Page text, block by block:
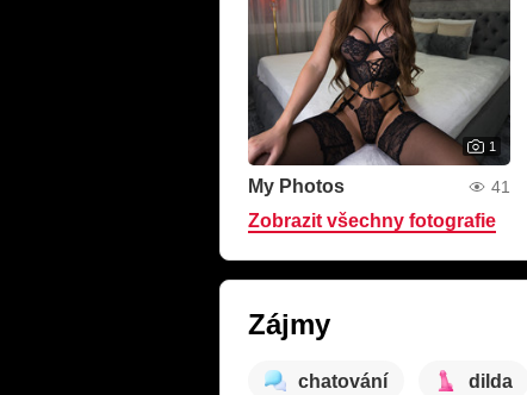
1
My Photos 41
Zobrazit všechny fotografie
Zájmy
chatování dilda